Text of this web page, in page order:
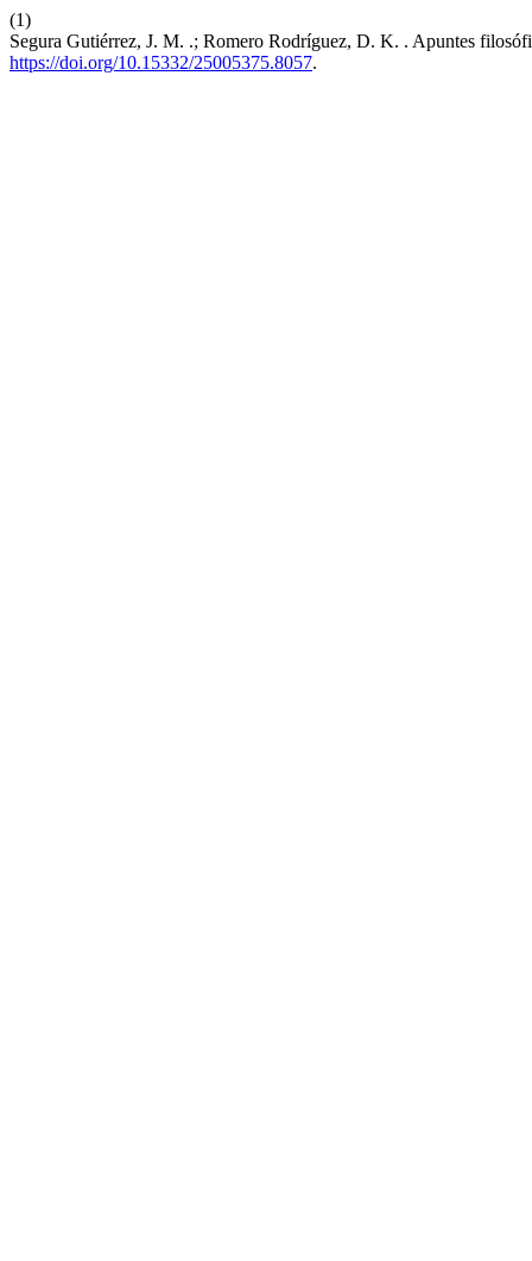
(1)
Segura Gutiérrez, J. M. .; Romero Rodríguez, D. K. . Apuntes
https://doi.org/10.15332/25005375.8057.